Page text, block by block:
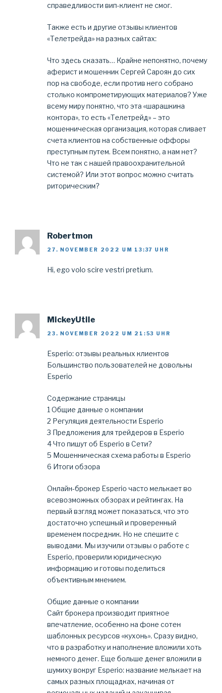
справедливости вип-клиент не смог.
Также есть и другие отзывы клиентов
«Телетрейда» на разных сайтах:
Что здесь сказать… Крайне непонятно, почему
аферист и мошенник Сергей Сароян до сих
пор на свободе, если против него собрано
столько компрометирующих материалов? Уже
всему миру понятно, что эта «шарашкина
контора», то есть «Телетрейд» – это
мошенническая организация, которая сливает
счета клиентов на собственные оффоры
преступным путем. Всем понятно, а нам нет?
Что не так с нашей правоохранительной
системой? Или этот вопрос можно считать
риторическим?
Robertmon
27. NOVEMBER 2022 UM 13:37 UHR
Hi, ego volo scire vestri pretium.
MickeyUtile
23. NOVEMBER 2022 UM 21:53 UHR
Esperio: отзывы реальных клиентов
Большинство пользователей не довольны
Esperio
Содержание страницы
1 Общие данные о компании
2 Регуляция деятельности Esperio
3 Предложения для трейдеров в Esperio
4 Что пишут об Esperio в Сети?
5 Мошенническая схема работы в Esperio
6 Итоги обзора
Онлайн-брокер Esperio часто мелькает во
всевозможных обзорах и рейтингах. На
первый взгляд может показаться, что это
достаточно успешный и проверенный
временем посредник. Но не спешите с
выводами. Мы изучили отзывы о работе с
Esperio, проверили юридическую
информацию и готовы поделиться
объективным мнением.
Общие данные о компании
Сайт брокера производит приятное
впечатление, особенно на фоне сотен
шаблонных ресурсов «кухонь». Сразу видно,
что в разработку и наполнение вложили хоть
немного денег. Еще больше денег вложили в
шумиху вокруг Esperio: название мелькает на
самых разных площадках, начиная от